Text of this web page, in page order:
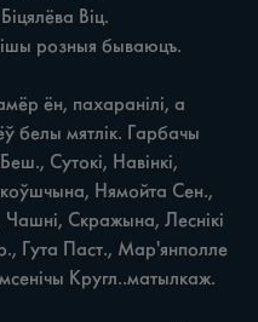
белы мятлік. Гарбачы
Сутокі, Навінкі,
Нямойта Сен.,
Скражына, Леснікі
Гута Паст., Мар'янполле
Кругл..матылкаж.